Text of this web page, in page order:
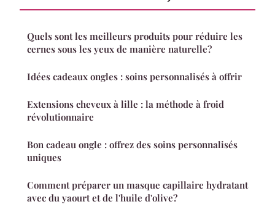
Quels sont les meilleurs produits pour réduire les
cernes sous les yeux de manière naturelle?
Idées cadeaux ongles : soins personnalisés à offrir
Extensions cheveux à lille : la méthode à froid
révolutionnaire
Bon cadeau ongle : offrez des soins personnalisés
uniques
Comment préparer un masque capillaire hydratant
avec du yaourt et de l'huile d'olive?